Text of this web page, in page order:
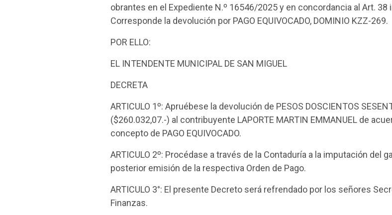
obrantes en el Expediente N.º 16546/2025 y en concordancia al Art. 38
Corresponde la devolución por PAGO EQUIVOCADO, DOMINIO KZZ-269.
POR ELLO:
EL INTENDENTE MUNICIPAL DE SAN MIGUEL
DECRETA
ARTICULO 1º: Apruébese la devolución de PESOS DOSCIENTOS
($260.032,07.-) al contribuyente LAPORTE MARTIN EMMANUEL de
concepto de PAGO EQUIVOCADO.
ARTICULO 2º: Procédase a través de la Contaduría a la imputación del
posterior emisión de la respectiva Orden de Pago.
ARTICULO 3°: El presente Decreto será refrendado por los señores
Finanzas.